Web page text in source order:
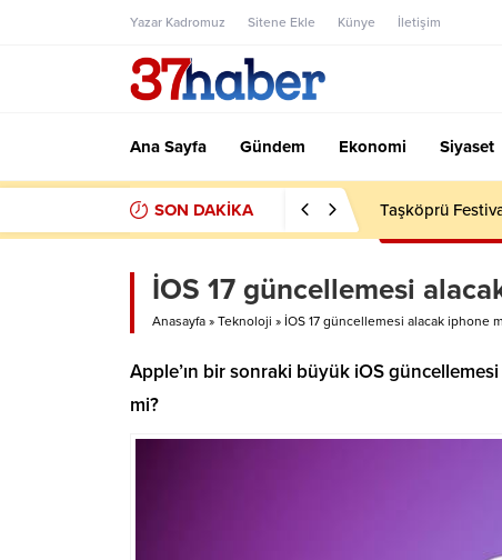
Yazar Kadromuz Sitene Ekle Künye İletişim
Ana Sayfa Gündem Ekonomi Siyaset
SON DAKİKA Taşköprü
İOS 17 güncellemesi
Anasayfa » Teknoloji » İOS 17 güncellemesi alacak iphone
Apple’ın bir sonraki büyük iOS
mi?